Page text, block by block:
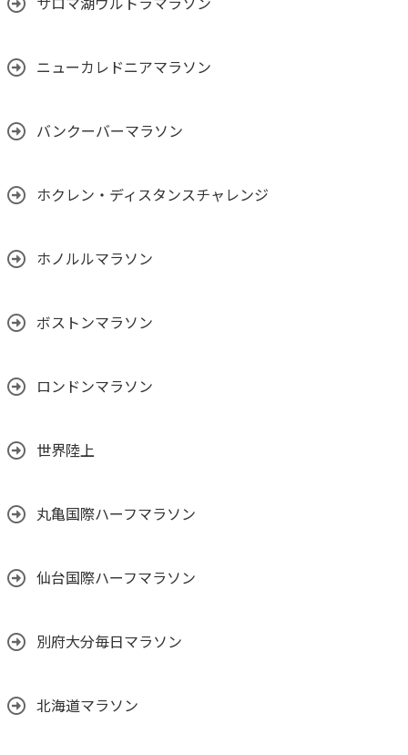
サロマ湖ウルトラマラソン
ニューカレドニアマラソン
バンクーバーマラソン
ホクレン・ディスタンスチャレンジ
ホノルルマラソン
ボストンマラソン
ロンドンマラソン
世界陸上
丸亀国際ハーフマラソン
仙台国際ハーフマラソン
別府大分毎日マラソン
北海道マラソン